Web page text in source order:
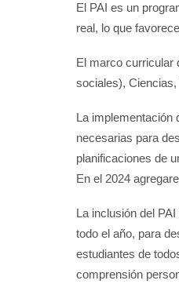
El PAI es un
real, lo que
El marco curricular
sociales),
La implementación
necesarias para
planificaciones de
En el 2024
La inclusión del
todo el año, para
estudiantes de
comprensión